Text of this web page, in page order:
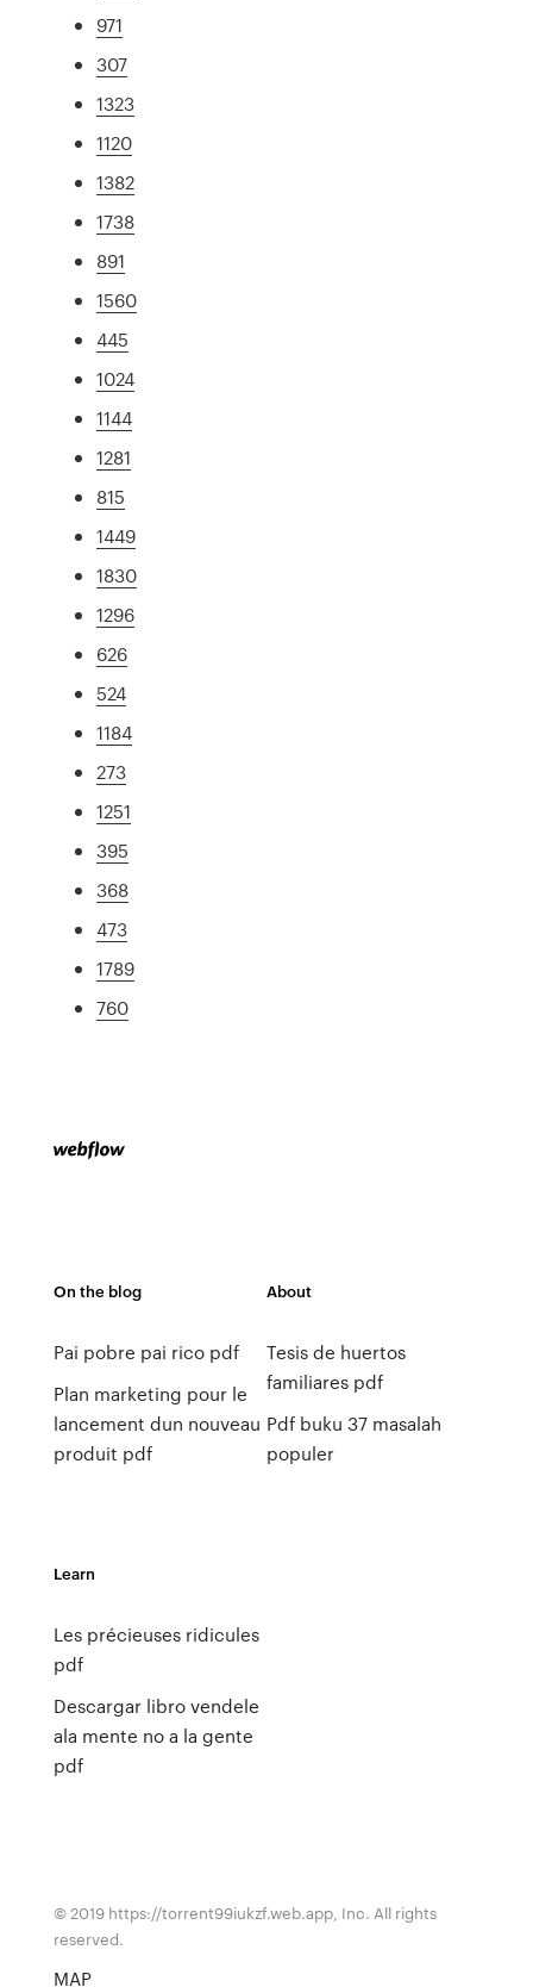
971
307
1323
1120
1382
1738
891
1560
445
1024
1144
1281
815
1449
1830
1296
626
524
1184
273
1251
395
368
473
1789
760
On the blog
Pai pobre pai rico pdf
Plan marketing pour le
lancement dun nouveau
produit pdf
About
Tesis de huertos
familiares pdf
Pdf buku 37 masalah
populer
Learn
Les précieuses ridicules
pdf
Descargar libro vendele
ala mente no a la gente
pdf
© 2019 https://torrent99iukzf.web.app, Inc. All rights
reserved.
MAP